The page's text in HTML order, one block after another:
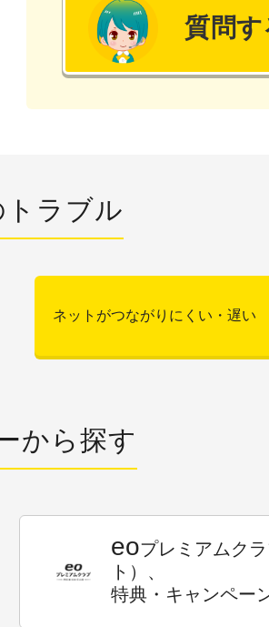
質問す
ラブル
ネットがつながりにくい・遅い
から探す
eoプレミアムク
ト）、
特典・キャンペー